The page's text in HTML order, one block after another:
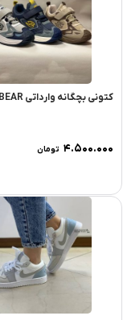
کتونی بچگانه وارداتی HOBIBEAR
۴.۵۰۰.۰۰۰ تومان